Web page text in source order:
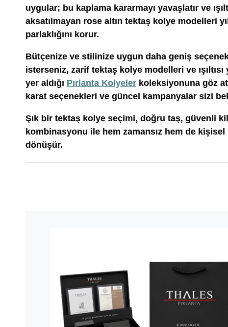
uygular; bu kaplama kararmayı yavaşlatır ve
aksatılmayan rose altın tektaş kolye modelleri
parlaklığını korur.
Bütçenize ve stilinize uygun daha geniş
isterseniz, zarif tektaş kolye modelleri ve ışıltısı
yer aldığı Pırlanta Kolyeler koleksiyonuna göz
karat seçenekleri ve güncel kampanyalar sizi
Şık bir tektaş kolye seçimi, doğru taş, güvenli
kombinasyonu ile hem zamansız hem de kişisel
dönüşür.